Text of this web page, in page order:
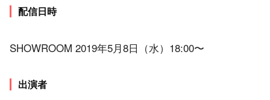
配信日時
SHOWROOM 2019年5月8日（水）18:00〜
出演者